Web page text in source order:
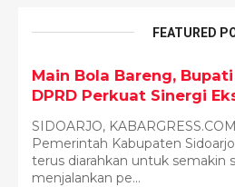
FEATURED
Main Bola Bareng,
DPRD Perkuat Sinergi
SIDOARJO,
Pemerintah Kabupaten
terus diarahkan untuk semakin
menjalankan pe...